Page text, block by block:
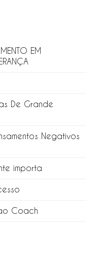
EM
De Grande
Negativos
importa
Coach